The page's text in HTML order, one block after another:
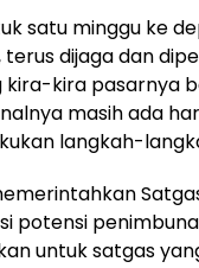
satu minggu ke
terus dijaga dan
kira pasarnya
masih ada
langkah-
potensi
untuk satgas